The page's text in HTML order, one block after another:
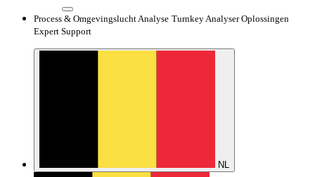
Process & Omgevingslucht Analyse Turnkey Analyser Oplossingen
Expert Support
NL